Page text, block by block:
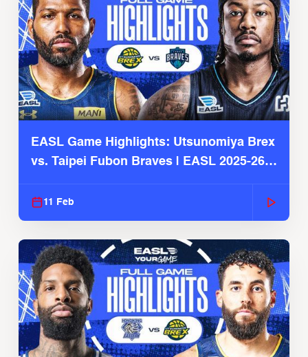
EASL Game Highlights: Utsunomiya Brex
vs. Taipei Fubon Braves | EASL 2025-26
11 Feb